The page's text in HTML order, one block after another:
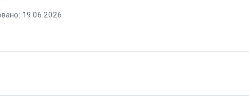
19.06.2026